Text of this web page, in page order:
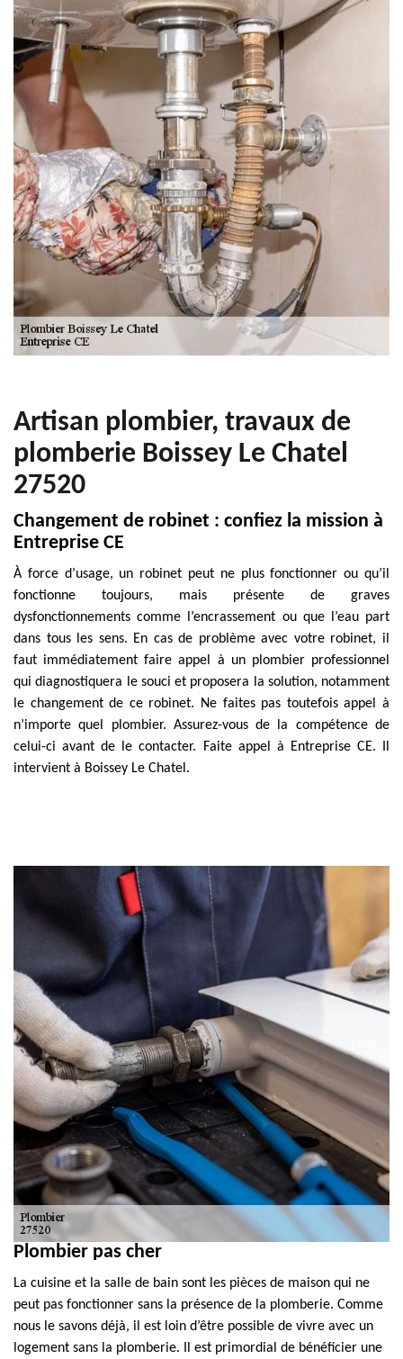
Artisan plombier, travaux de
plomberie Boissey Le Chatel
27520
Changement de robinet : confiez la mission à
Entreprise CE
À force d’usage, un robinet peut ne plus fonctionner ou qu’il
fonctionne toujours, mais présente de graves
dysfonctionnements comme l’encrassement ou que l’eau part
dans tous les sens. En cas de problème avec votre robinet, il
faut immédiatement faire appel à un plombier professionnel
qui diagnostiquera le souci et proposera la solution, notamment
le changement de ce robinet. Ne faites pas toutefois appel à
n’importe quel plombier. Assurez-vous de la compétence de
celui-ci avant de le contacter. Faite appel à Entreprise CE. Il
intervient à Boissey Le Chatel.
Plombier pas cher
La cuisine et la salle de bain sont les pièces de maison qui ne
peut pas fonctionner sans la présence de la plomberie. Comme
nous le savons déjà, il est loin d’être possible de vivre avec un
logement sans la plomberie. Il est primordial de bénéficier une